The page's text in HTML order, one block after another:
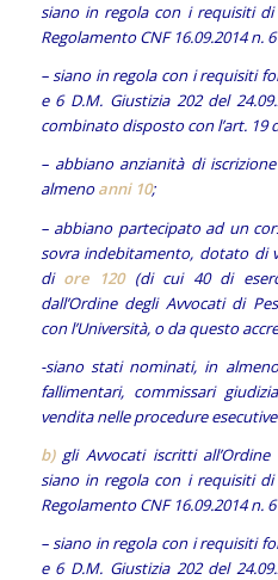
siano in regola con i requisiti
Regolamento CNF 16.09.2014 n.
– siano in regola con i requisiti
e 6 D.M. Giustizia 202 del
combinato disposto con l’art. 19
– abbiano anzianità di
almenoanni 10;
– abbiano partecipato ad un
sovra indebitamento, dotato di
di ore 120(di cui 40 di
dall’Ordine degli Avvocati di
con l’Università, o da questo
-siano stati nominati, in
fallimentari, commissari
vendita nelle procedure
b)gli Avvocati iscritti all’Ordine
siano in regola con i requisiti
Regolamento CNF 16.09.2014 n.
– siano in regola con i requisiti
e 6 D.M. Giustizia 202 del